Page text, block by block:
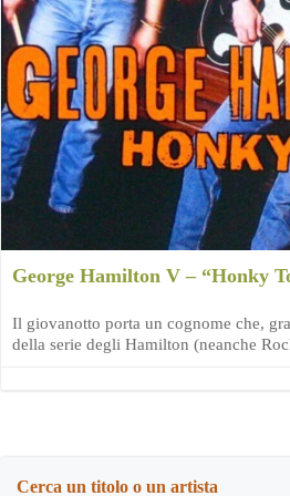
George Hamilton V – “Honky
Il giovanotto porta un cognome che,
della serie degli Hamilton (neanche
Cerca un titolo o un artista